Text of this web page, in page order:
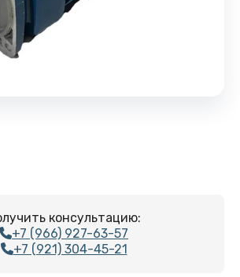
консультацию:
+7 (966) 927-63-57
+7 (921) 304-45-21